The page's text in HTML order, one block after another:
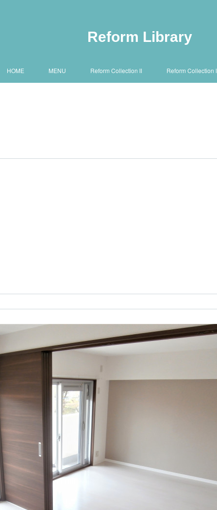
Reform Library
HOME MENU Reform Collection Ⅱ Reform Collection Ⅰ